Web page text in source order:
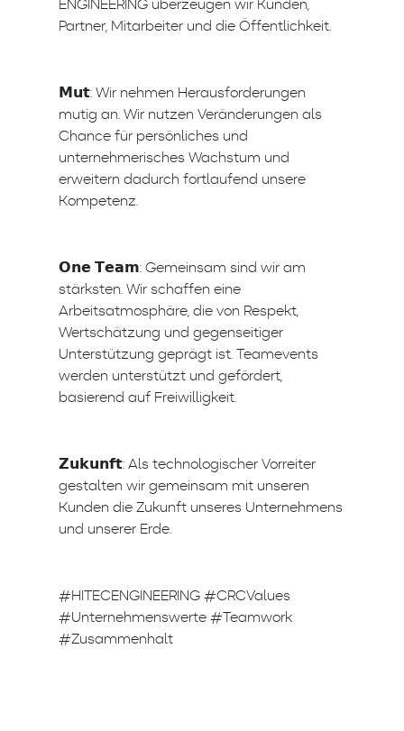
Partner, Mitarbeiter und die Öffentlichkeit.
𝗠𝘂𝘁: Wir nehmen Herausforderungen
mutig an. Wir nutzen Veränderungen als
Chance für persönliches und
unternehmerisches Wachstum und
erweitern dadurch fortlaufend unsere
Kompetenz.
𝗢𝗻𝗲 𝗧𝗲𝗮𝗺: Gemeinsam sind wir am
stärksten. Wir schaffen eine
Arbeitsatmosphäre, die von Respekt,
Wertschätzung und gegenseitiger
Unterstützung geprägt ist. Teamevents
werden unterstützt und gefördert,
basierend auf Freiwilligkeit.
𝗭𝘂𝗸𝘂𝗻𝗳𝘁: Als technologischer Vorreiter
gestalten wir gemeinsam mit unseren
Kunden die Zukunft unseres Unternehmens
und unserer Erde.
#HITECENGINEERING #CRCValues
#Unternehmenswerte #Teamwork
#Zusammenhalt